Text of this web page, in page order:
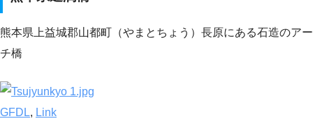
熊本県上益城郡山都町（やまとちょう）長原にある石造のアー
チ橋
GFDL, Link